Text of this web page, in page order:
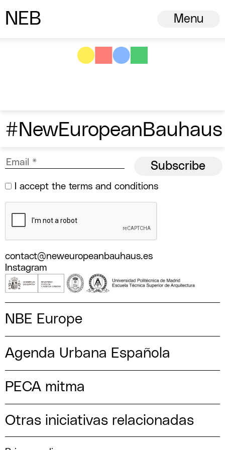
N ew
European
B Menu
#NewEuropeanBauhaus
I accept the terms and conditions
contact@neweuropeanbauhaus.es
Instagram
NBE Europe
Agenda Urbana Española
PECA mitma
Otras iniciativas relacionadas